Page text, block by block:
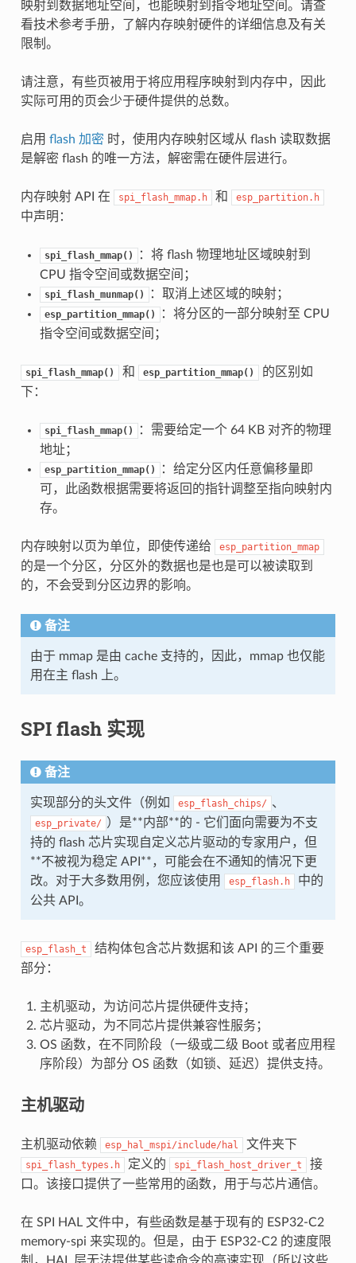
映射到数据地址空间，也能映射到指令地址空间。请查
看技术参考手册，了解内存映射硬件的详细信息及有关
限制。
请注意，有些页被用于将应用程序映射到内存中，因此
实际可用的页会少于硬件提供的总数。
启用 flash 加密 时，使用内存映射区域从 flash 读取数据
是解密 flash 的唯一方法，解密需在硬件层进行。
内存映射 API 在 spi_flash_mmap.h 和 esp_partition.h
中声明：
spi_flash_mmap()
：将 flash 物理地址区域映射到
CPU 指令空间或数据空间；
spi_flash_munmap() ：取消上述区域的映射；
esp_partition_mmap()
：将分区的一部分映射至 CPU
指令空间或数据空间；
spi_flash_mmap() 和 esp_partition_mmap()
的区别如
下：
spi_flash_mmap()
：需要给定一个 64 KB 对齐的物理
地址；
esp_partition_mmap()
：给定分区内任意偏移量即
可，此函数根据需要将返回的指针调整至指向映射内
存。
内存映射以页为单位，即使传递给 esp_partition_mmap
的是一个分区，分区外的数据也是也是可以被读取到
的，不会受到分区边界的影响。
备注
由于 mmap 是由 cache 支持的，因此，mmap 也仅能
用在主 flash 上。
SPI flash 实现
备注
实现部分的头文件（例如 esp_flash_chips/ 、
esp_private/
）是**内部**的 - 它们面向需要为不支
持的 flash 芯片实现自定义芯片驱动的专家用户，但
**不被视为稳定 API**，可能会在不通知的情况下更
改。对于大多数用例，您应该使用
esp_flash.h
中的
公共 API。
esp_flash_t
结构体包含芯片数据和该 API 的三个重要
部分：
主机驱动，为访问芯片提供硬件支持；
芯片驱动，为不同芯片提供兼容性服务；
OS 函数，在不同阶段（一级或二级 Boot 或者应用程
序阶段）为部分 OS 函数（如锁、延迟）提供支持。
主机驱动
主机驱动依赖 esp_hal_mspi/include/hal 文件夹下
spi_flash_types.h 定义的 spi_flash_host_driver_t
接
口。该接口提供了一些常用的函数，用于与芯片通信。
在 SPI HAL 文件中，有些函数是基于现有的 ESP32-C2
memory-spi 来实现的。但是，由于 ESP32-C2 的速度限